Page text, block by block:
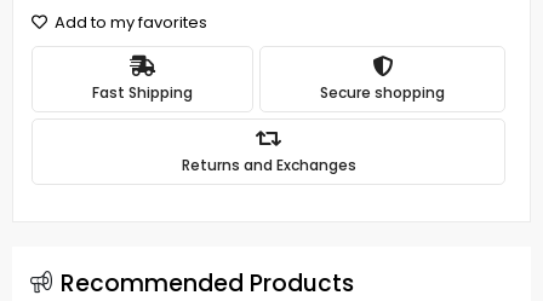
Add to my favorites
Fast Shipping Secure shopping
Returns and Exchanges
Recommended Products